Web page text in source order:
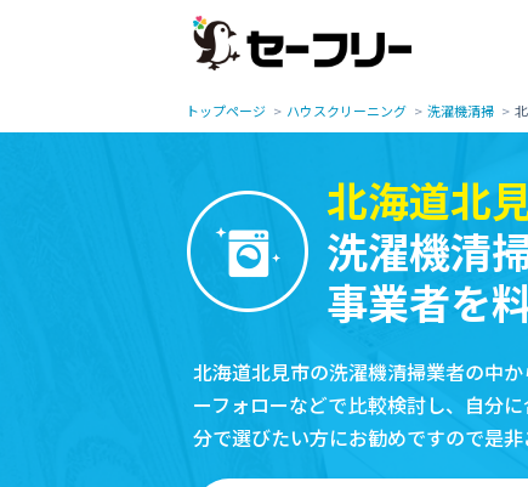
トップページ ハウスクリーニング 洗濯機清掃
北海道北
洗濯機清
事業者を
北海道北見市の洗濯機清掃業者の中
ーフォローなどで比較検討し、自分
分で選びたい方にお勧めですので是非